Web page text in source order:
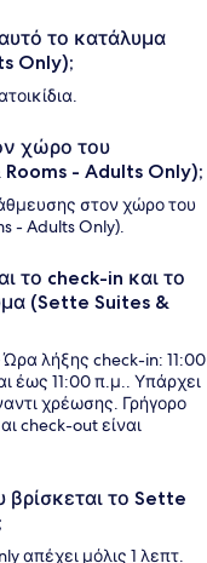
το κατάλυμα
Only);
χώρο του
- Adults Only);
στον χώρο του
- Adults Only).
το check-in και το
(Sette Suites &
λήξης check-in: 11:00
έως 11:00 π.μ.. Υπάρχει
χρέωσης. Γρήγορο
check-out είναι
βρίσκεται το Sette
απέχει μόλις 1 λεπτ.